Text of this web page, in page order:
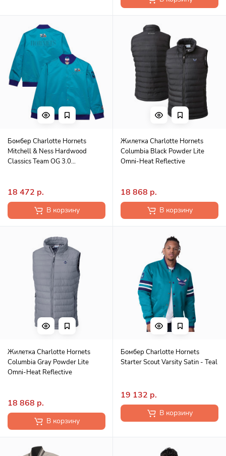
Бомбер Charlotte Hornets
Mitchell & Ness Hardwood
Classics Team OG 3.0
18 472 р.
В корзину
Жилетка Charlotte Hornets
Columbia Black Powder Lite
Omni-Heat Reflective
18 868 р.
В корзину
Жилетка Charlotte Hornets
Columbia Gray Powder Lite
Omni-Heat Reflective
18 868 р.
В корзину
Бомбер Charlotte Hornets
Starter Scout Varsity Satin - Teal
19 132 р.
В корзину